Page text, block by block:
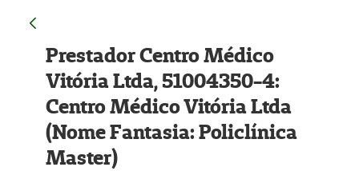
Prestador Centro Médico
Vitória Ltda, 51004350-4:
Centro Médico Vitória Ltda
(Nome Fantasia: Policlínica
Master)